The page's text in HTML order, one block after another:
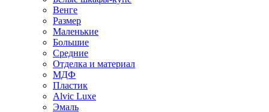
Венге
Размер
Маленькие
Большие
Средние
Отделка и материал
МДФ
Пластик
Alvic Luxe
Эмаль